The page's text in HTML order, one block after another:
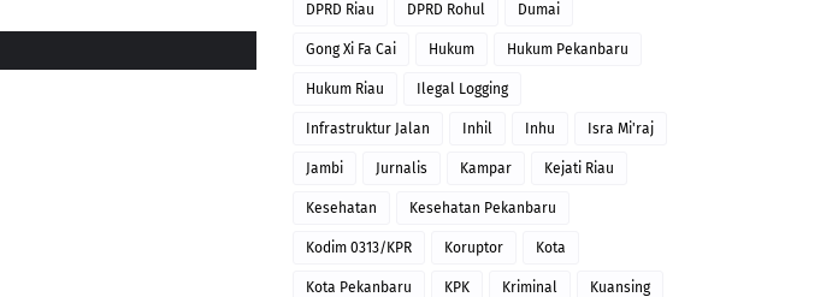
DPRD Riau DPRD Rohul Dumai
Gong Xi Fa Cai Hukum Hukum Pekanbaru
Hukum Riau Ilegal Logging
Infrastruktur Jalan Inhil Inhu Isra Mi'raj
Jambi Jurnalis Kampar Kejati Riau
Kesehatan Kesehatan Pekanbaru
Kodim 0313/KPR Koruptor Kota
Kota Pekanbaru KPK Kriminal Kuansing